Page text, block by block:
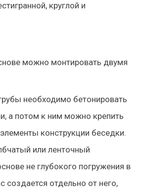
круглой и
можно монтировать двумя
необходимо бетонировать
а потом к ним можно крепить
конструкции беседки.
или ленточный
не глубокого погружения в
создается отдельно от него,